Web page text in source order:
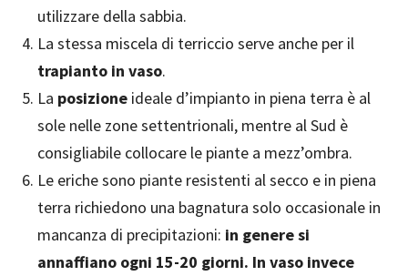
utilizzare della sabbia.
La stessa miscela di terriccio serve anche per il
trapianto in vaso.
La posizione ideale d’impianto in piena terra è al
sole nelle zone settentrionali, mentre al Sud è
consigliabile collocare le piante a mezz’ombra.
Le eriche sono piante resistenti al secco e in piena
terra richiedono una bagnatura solo occasionale in
mancanza di precipitazioni: in genere si
annaffiano ogni 15-20 giorni. In vaso invece